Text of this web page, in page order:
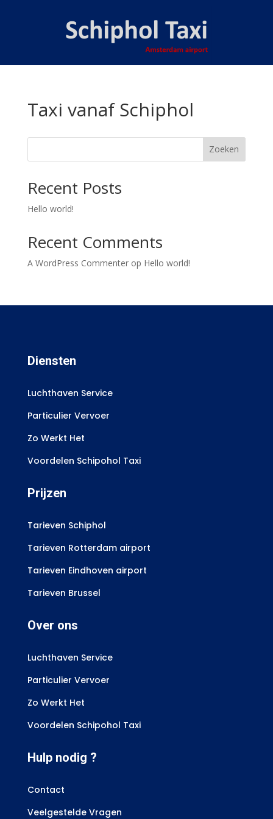
Taxi vanaf Schiphol
Zoeken
Recent Posts
Hello world!
Recent Comments
A WordPress Commenterop Hello world!
Diensten
Luchthaven Service
Particulier Vervoer
Zo Werkt Het
Voordelen Schipohol Taxi
Prijzen
Tarieven Schiphol
Tarieven Rotterdam airport
Tarieven Eindhoven airport
Tarieven Brussel
Over ons
Luchthaven Service
Particulier Vervoer
Zo Werkt Het
Voordelen Schipohol Taxi
Hulp nodig ?
Contact
Veelgestelde Vragen